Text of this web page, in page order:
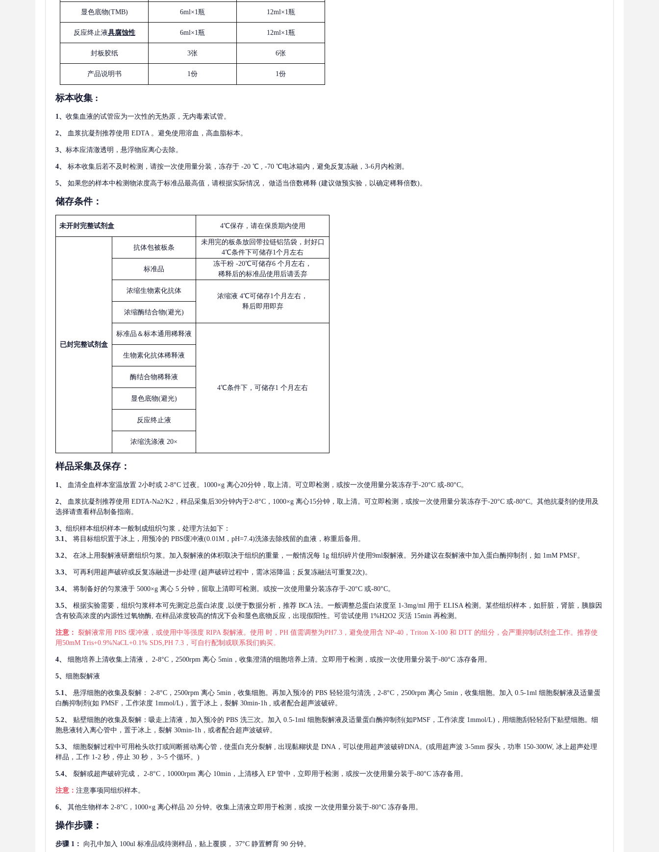
显色底物(TMB) 6ml×1瓶 12ml×1瓶
反应终止液具腐蚀性 6ml×1瓶 12ml×1瓶
封板胶纸 3张 6张
产品说明书 1份 1份
标本收集 :
1、 收集血液的试管应为一次性的无热原，无内毒素试管。
2、 血浆抗凝剂推荐使用 EDTA 。避免使用溶血，高血脂标本。
3、 标本应清澈透明，悬浮物应离心去除。
4、 标本收集后若不及时检测，请按一次使用量分装，冻存于 -20 ℃ , -70 ℃电冰箱内，避免反复冻融，3-6月内检测。
5、 如果您的样本中检测物浓度高于标准品最高值，请根据实际情况， 做适当倍数稀释 (建议做预实验，以确定稀释倍数)。
储存条件：
未开封完整试剂盒 4℃保存，请在保质期内使用
已封完整试剂盒
抗体包被板条
未用完的板条放回带拉链铝箔袋，封好口
4℃条件下可储存1个月左右
标准品
冻干粉 -20℃可储存6 个月左右，
稀释后的标准品使用后请丢弃
浓缩生物素化抗体
浓缩液 4℃可储存1个月左右，
释后即用即弃
浓缩酶结合物(避光)
标准品＆标本通用稀释液
4℃条件下，可储存1 个月左右
生物素化抗体稀释液
酶结合物稀释液
显色底物(避光)
反应终止液
浓缩洗涤液 20×
样品采集及保存 ：
1、 血清全血样本室温放置 2小时或 2-8°C 过夜。1000×g 离心20分钟，取上清。可立即检测，或按一次使用量分装冻存于-20°C 或-80°C。
2、 血浆抗凝剂推荐使用 EDTA-Na2/K2，样品采集后30分钟内于2-8°C，1000×g 离心15分钟，取上清。可立即检测，或按一次使用量分装冻存于-20°C 或-80°C。其他抗凝剂的使用及
选择请查看样品制备指南。
3、 组织样本组织样本一般制成组织匀浆，处理方法如下：
3.1、
将目标组织置于冰上，用预冷的 PBS缓冲液(0.01M，pH=7.4)洗涤去除残留的血液，称重后备用。
3.2、 在冰上用裂解液研磨组织匀浆。加入裂解液的体积取决于组织的重量，一般情况每 1g 组织碎片使用9ml裂解液。另外建议在裂解液中加入蛋白酶抑制剂，如 1mM PMSF。
3.3、 可再利用超声破碎或反复冻融进一步处理 (超声破碎过程中，需冰浴降温；反复冻融法可重复2次)。
3.4、 将制备好的匀浆液于 5000×g 离心 5 分钟，留取上清即可检测。或按一次使用量分装冻存于-20°C 或-80°C。
3.5、 根据实验需要，组织匀浆样本可先测定总蛋白浓度 ,以便于数据分析，推荐 BCA 法。一般调整总蛋白浓度至 1-3mg/ml 用于 ELISA 检测。某些组织样本，如肝脏，肾脏，胰腺因
含有较高浓度的内源性过氧物酶, 在样品浓度较高的情况下会和显色底物反应，出现假阳性。可尝试使用 1%H2O2 灭活 15min 再检测。
注意： 裂解液常用 PBS 缓冲液，或使用中等强度 RIPA 裂解液。使用 时，PH 值需调整为PH7.3，避免使用含 NP-40，Triton X-100 和 DTT 的组分，会严重抑制试剂盒工作。推荐使
用50mM Tris+0.9%NaCL+0.1% SDS,PH 7.3，可自行配制或联系我们购买。
4、 细胞培养上清收集上清液， 2-8°C，2500rpm 离心 5min，收集澄清的细胞培养上清。立即用于检测，或按一次使用量分装于-80°C 冻存备用。
5、 细胞裂解液
5.1、 悬浮细胞的收集及裂解：
2-8°C，2500rpm 离心 5min，收集细胞。再加入预冷的 PBS 轻轻混匀清洗，2-8°C，2500rpm 离心 5min，收集细胞。加入 0.5-1ml 细胞裂解液及适量蛋
白酶抑制剂(如 PMSF，工作浓度 1mmol/L)，置于冰上，裂解 30min-1h , 或者配合超声波破碎。
5.2、 贴壁细胞的收集及裂解：吸走上清液，加入预冷的 PBS 洗三次。加入 0.5-1ml 细胞裂解液及适量蛋白酶抑制剂(如PMSF，工作浓度 1mmol/L)，用细胞刮轻轻刮下贴壁细胞。细
胞悬液转入离心管中，置于冰上，裂解 30min-1h，或者配合超声波破碎。
5.3、 细胞裂解过程中可用枪头吹打或间断摇动离心管，使蛋白充分裂解 , 出现黏糊状是 DNA，可以使用超声波破碎DNA。(或用超声波 3-5mm 探头，功率 150-300W, 冰上超声处理
样品，工作 1-2 秒，停止 30 秒， 3~5 个循环。)
5.4、 裂解或超声破碎完成， 2-8°C，10000rpm 离心 10min，上清移入 EP 管中，立即用于检测，或按一次使用量分装于-80°C 冻存备用。
注意： 注意事项同组织样本。
6、 其他生物样本 2-8°C，1000×g 离心样品 20 分钟。收集上清液立即用于检测，或按 一次使用量分装于-80°C 冻存备用。
操作步骤：
步骤 1： 向孔中加入 100ul 标准品或待测样品，贴上覆膜， 37°C 静置孵育 90 分钟。